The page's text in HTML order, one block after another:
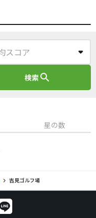
検索search
星の数
吉見ゴルフ場